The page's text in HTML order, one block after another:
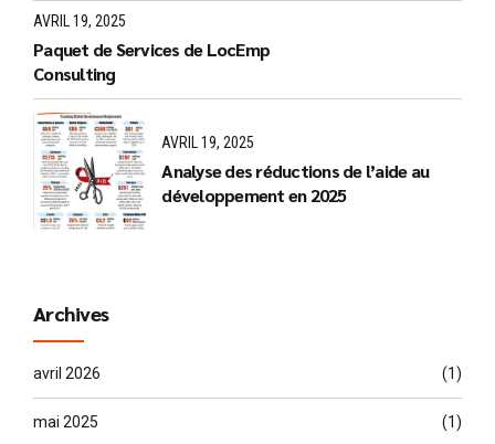
AVRIL 19, 2025
Paquet de Services de LocEmp
Consulting
AVRIL 19, 2025
Analyse des réductions de l’aide au
développement en 2025
Archives
avril 2026 (1)
mai 2025 (1)